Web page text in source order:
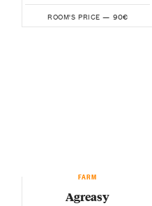
ROOM'S PRICE — 90€
FARM
Agreasy